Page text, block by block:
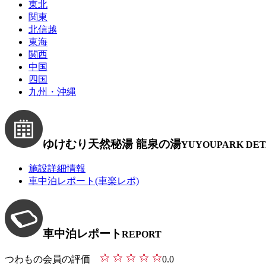
東北
関東
北信越
東海
関西
中国
四国
九州・沖縄
ゆけむり天然秘湯 龍泉の湯YUYOUPARK
施設詳細情報
車中泊レポート(車楽レポ)
車中泊レポートREPORT
つわもの会員の評価 0.0